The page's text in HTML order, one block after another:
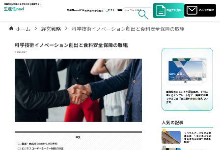
生産性向上のヒントが見つかる情報サイト
生産性naviとはカテゴリから探す セミナー情報 お役立ち資料 メルマガ登録
ホーム 経営戦略 科学技術イノベーション創出と食料安全保障の取組
科学技術イノベーション創出と食料安全保障の取組
2026.02.27
目次
農業・食品版Society5.0の実現
ビジネスコーディネーター制度の設置
業務改善のヒントや調査結果、すぐに
使えるテンプレートなど、実務で活用
できるさまざまな資料を取り揃えてい
ます。
人気の記事
01
リベラルアーツを学ぶ意
義とは ～ビジネスで必
要とされる背景や意義を
解説～
02